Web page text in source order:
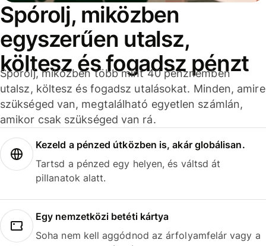
Spórolj, miközben
egyszerűen utalsz,
költesz és fogadsz pénzt
Spórolj, miközben több mint 40 pénznemben
utalsz, költesz és fogadsz utalásokat. Minden, amire
szükséged van, megtalálható egyetlen számlán,
amikor csak szükséged van rá.
Kezeld a pénzed útközben is, akár globálisan.
Tartsd a pénzed egy helyen, és váltsd át
pillanatok alatt.
Egy nemzetközi betéti kártya
Soha nem kell aggódnod az árfolyamfelár vagy a